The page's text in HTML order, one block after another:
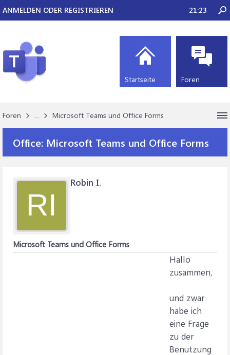
Foren ... Microsoft Teams und Office Forms
Office: Microsoft Teams und Office Forms
RI
Robin I.
Microsoft Teams und Office Forms
Hallo
zusammen,
und zwar
habe ich
eine Frage
zu der
Benutzung
ANMELDEN ODER REGISTRIEREN 21:23
Startseite Foren